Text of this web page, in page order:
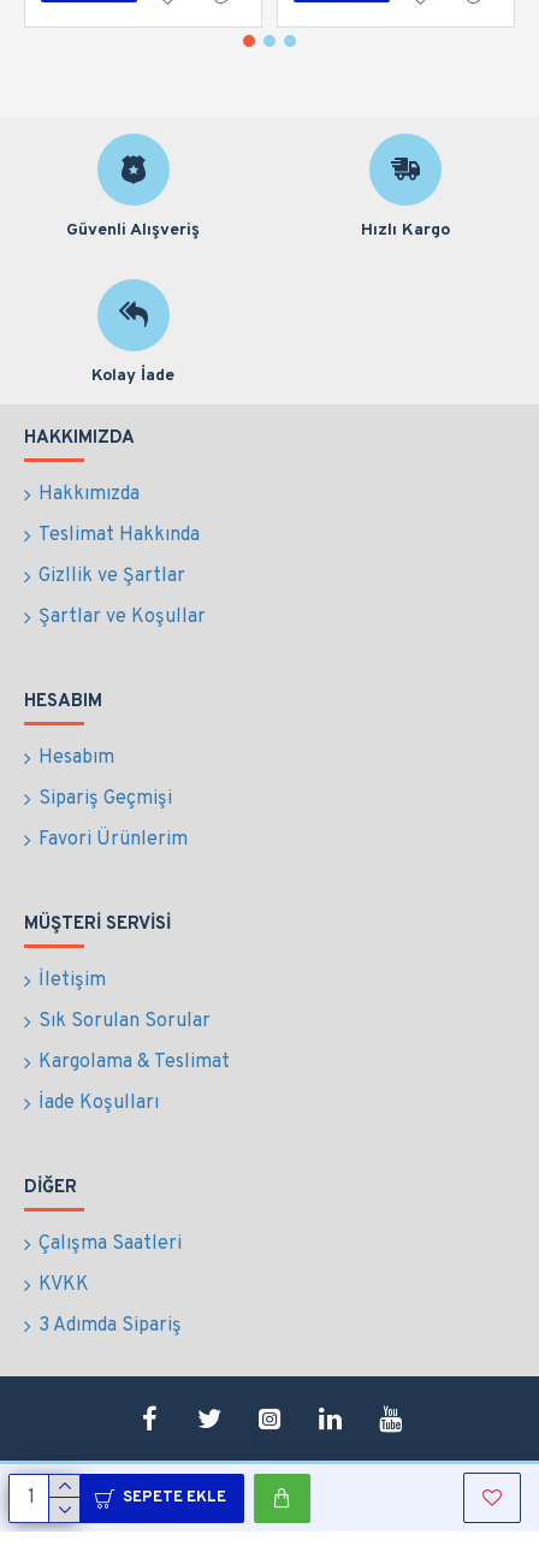
SEPETE EKLE
Güvenli Alışveriş Hızlı Kargo
Kolay İade
HAKKIMIZDA
Hakkımızda
Teslimat Hakkında
Gizllik ve Şartlar
Şartlar ve Koşullar
HESABIM
Hesabım
Sipariş Geçmişi
Favori Ürünlerim
MÜŞTERI SERVISI
İletişim
Sık Sorulan Sorular
Kargolama & Teslimat
İade Koşulları
DIĞER
Çalışma Saatleri
KVKK
3 Adımda Sipariş
Sepetim 0507 724 65 90 Whatsapp Konum